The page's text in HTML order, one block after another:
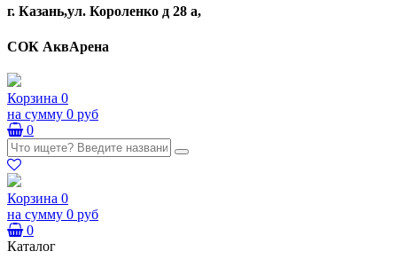
г. Казань,ул. Короленко д 28 а,
СОК АквАрена
Корзина 0
на сумму 0 руб
0
Корзина 0
на сумму 0 руб
0
Каталог